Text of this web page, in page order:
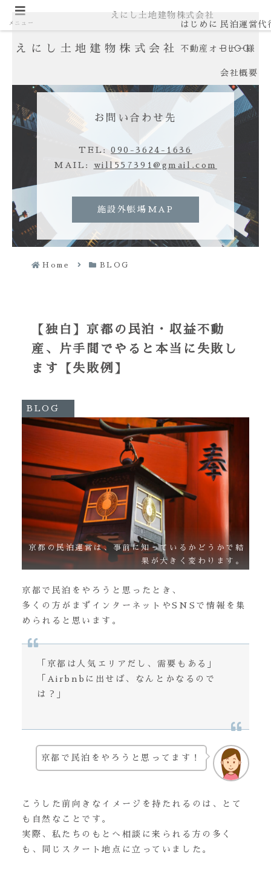
えにし土地建物株式会社
はじめに 民泊運営代
不動産オーナー様
BLOG
会社概要
お問い合わせ先
TEL:090-3624-1636
MAIL: will557391@gmail.com
施設外帳場MAP
Home BLOG
【独白】京都の民泊・収益不動
産、片手間でやると本当に失敗し
ます【失敗例】
BLOG
京都の民泊運営は、事前に知っているかどうかで結
果が大きく変わります。
京都で民泊をやろうと思ったとき、
多くの方がまずインターネットやSNSで情報を集
められると思います。
「京都は人気エリアだし、需要もある」
「Airbnbに出せば、なんとかなるので
は？」
京都で民泊をやろうと思ってます！
こうした前向きなイメージを持たれるのは、とて
も自然なことです。
実際、私たちのもとへ相談に来られる方の多く
も、同じスタート地点に立っていました。
メニュー
えにし土地建物株式会社